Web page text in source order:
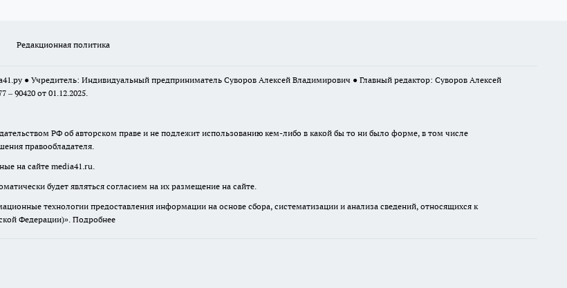
Редакционная политика
● Учредитель: Индивидуальный предприниматель Суворов Алексей Владимирович ● Главный редактор: Суворов Алексей
– 90420 от 01.12.2025.
РФ об авторском праве и не подлежит использованию кем-либо в какой бы то ни было форме, в том числе
правообладателя.
на сайте media41.ru.
будет являться согласием на их размещение на сайте.
технологии предоставления информации на основе сбора, систематизации и анализа сведений, относящихся к
Федерации)».Подробнее